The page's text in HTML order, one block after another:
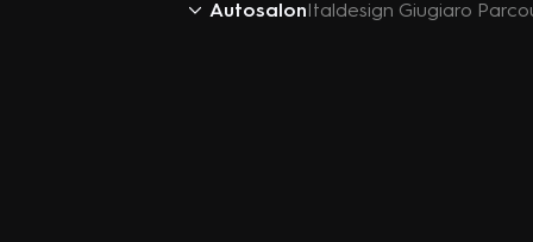
AutosalonItaldesign Giugiaro